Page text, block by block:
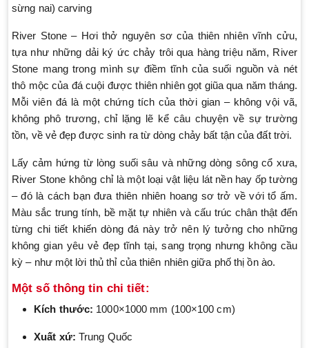
sừng nai) carving
River Stone – Hơi thở nguyên sơ của thiên nhiên vĩnh cửu,
tựa như những dải ký ức chảy trôi qua hàng triệu năm, River
Stone mang trong mình sự điềm tĩnh của suối nguồn và nét
thô mộc của đá cuội được thiên nhiên gọt giũa qua năm tháng.
Mỗi viên đá là một chứng tích của thời gian – không vội vã,
không phô trương, chỉ lặng lẽ kể câu chuyện về sự trường
tồn, về vẻ đẹp được sinh ra từ dòng chảy bất tận của đất trời.
Lấy cảm hứng từ lòng suối sâu và những dòng sông cổ xưa,
River Stone không chỉ là một loại vật liệu lát nền hay ốp tường
– đó là cách bạn đưa thiên nhiên hoang sơ trở về với tổ ấm.
Màu sắc trung tính, bề mặt tự nhiên và cấu trúc chân thật đến
từng chi tiết khiến dòng đá này trở nên lý tưởng cho những
không gian yêu vẻ đẹp tĩnh tại, sang trọng nhưng không cầu
kỳ – như một lời thủ thỉ của thiên nhiên giữa phố thị ồn ào.
Một số thông tin chi tiết:
Kích thước: 1000×1000 mm (100×100 cm)
Xuất xứ: Trung Quốc